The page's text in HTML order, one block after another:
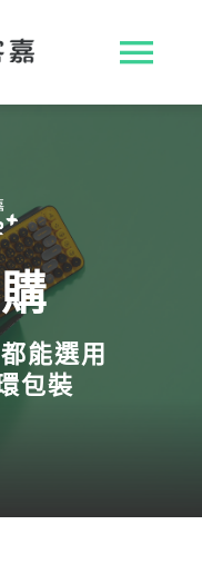
收
能選用
包裝